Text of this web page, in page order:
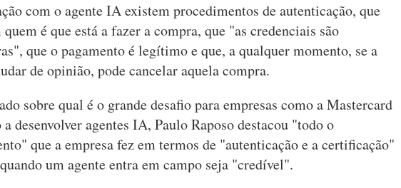
com o agente IA existem procedimentos de autenticação, que
quem é que está a fazer a compra, que "as credenciais são
que o pagamento é legítimo e que, a qualquer momento, se a
de opinião, pode cancelar aquela compra.
sobre qual é o grande desafio para empresas como a Mastercard
a desenvolver agentes IA, Paulo Raposo destacou "todo o
que a empresa fez em termos de "autenticação e a certificação"
um agente entra em campo seja "credível".